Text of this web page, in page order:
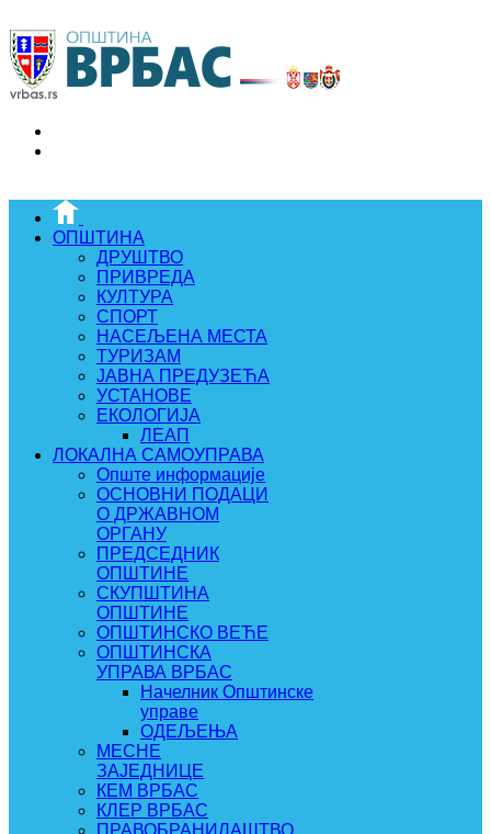
ОПШТИНА
ДРУШТВО
ПРИВРЕДА
КУЛТУРА
СПОРТ
НАСЕЉЕНА МЕСТА
ТУРИЗАМ
ЈАВНА ПРЕДУЗЕЋА
УСТАНОВЕ
ЕКОЛОГИЈА
ЛЕАП
ЛОКАЛНА САМОУПРАВА
Опште информације
ОСНОВНИ ПОДАЦИ
О ДРЖАВНОМ
ОРГАНУ
ПРЕДСЕДНИК
ОПШТИНЕ
СКУПШТИНА
ОПШТИНЕ
ОПШТИНСКО ВЕЋЕ
ОПШТИНСКА
УПРАВА ВРБАС
Начелник Општинске
управе
ОДЕЉЕЊА
МЕСНЕ
ЗАЈЕДНИЦЕ
КЕМ ВРБАС
КЛЕР ВРБАС
ПРАВОБРАНИЛАШТВО